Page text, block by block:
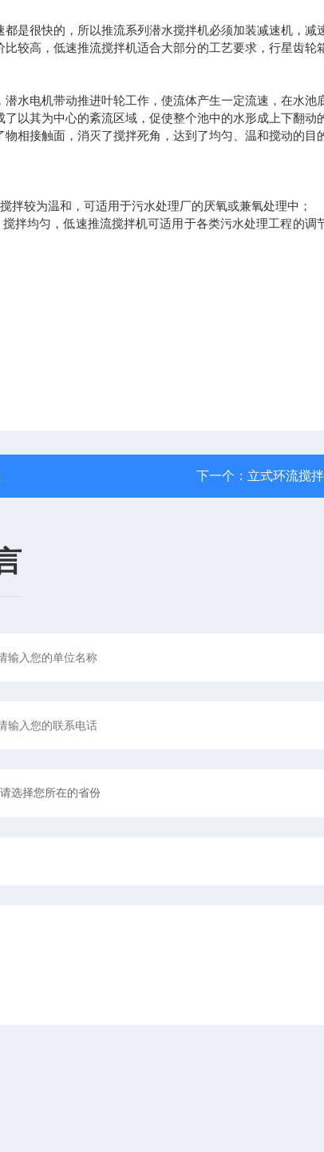
是很快的，所以推流系列潜水搅拌机必须加装减速机，减
较高，低速推流搅拌机适合大部分的工艺要求，行星齿轮
电机带动推进叶轮工作，使流体产生一定流速，在水池
以其为中心的紊流区域，促使整个池中的水形成上下翻动
相接触面，消灭了搅拌死角，达到了均匀、温和搅动的目
较为温和，可适用于污水处理厂的厌氧或兼氧处理中；
均匀，低速推流搅拌机可适用于各类污水处理工程的调
下一个： 立式环流搅